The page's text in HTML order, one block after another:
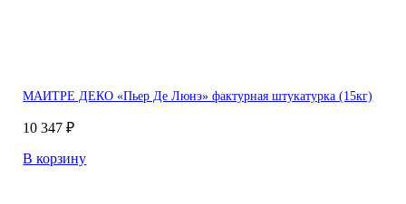
МАИТРЕ ДЕКО «Пьер Де Люнэ» фактурная штукатурка (15кг)
10 347 ₽
В корзину